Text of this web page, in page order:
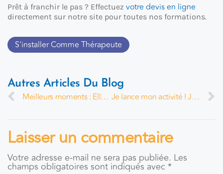
Prêt à franchir le pas ? Effectuez votre devis en ligne
directement sur notre site pour toutes nos formations.
S'installer Comme Thérapeute
Autres Articles Du Blog
Meilleurs moments : Elles ont réussi leur installation
Je lance mon activité ! Julia Fragner
Laisser un commentaire
Votre adresse e-mail ne sera pas publiée. Les
champs obligatoires sont indiqués avec *